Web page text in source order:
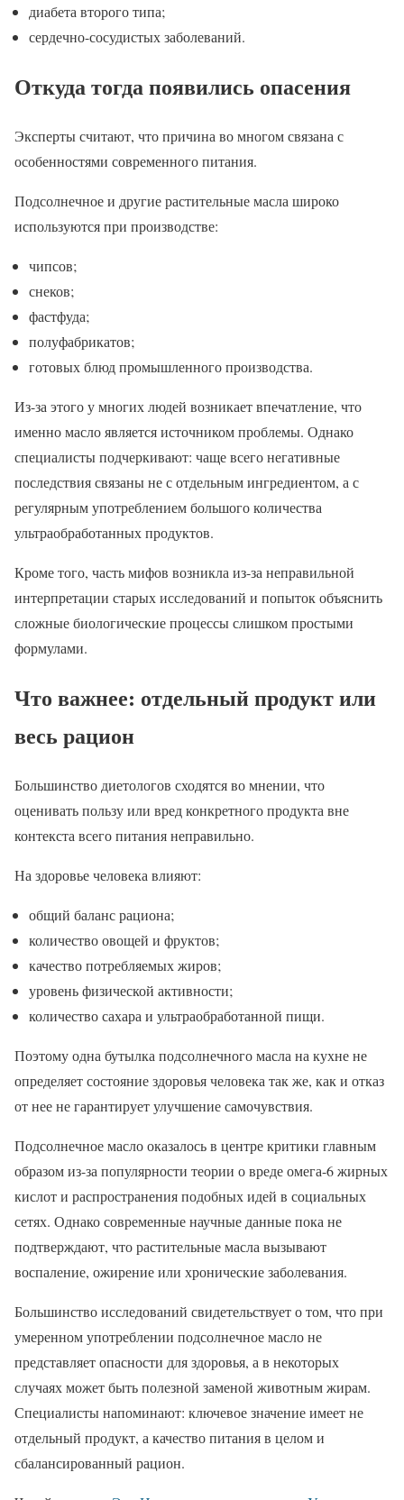
диабета второго типа;
сердечно-сосудистых заболеваний.
Откуда тогда появились опасения
Эксперты считают, что причина во многом связана с
особенностями современного питания.
Подсолнечное и другие растительные масла широко
используются при производстве:
чипсов;
снеков;
фастфуда;
полуфабрикатов;
готовых блюд промышленного производства.
Из-за этого у многих людей возникает впечатление, что
именно масло является источником проблемы. Однако
специалисты подчеркивают: чаще всего негативные
последствия связаны не с отдельным ингредиентом, а с
регулярным употреблением большого количества
ультраобработанных продуктов.
Кроме того, часть мифов возникла из-за неправильной
интерпретации старых исследований и попыток объяснить
сложные биологические процессы слишком простыми
формулами.
Что важнее: отдельный продукт или
весь рацион
Большинство диетологов сходятся во мнении, что
оценивать пользу или вред конкретного продукта вне
контекста всего питания неправильно.
На здоровье человека влияют:
общий баланс рациона;
количество овощей и фруктов;
качество потребляемых жиров;
уровень физической активности;
количество сахара и ультраобработанной пищи.
Поэтому одна бутылка подсолнечного масла на кухне не
определяет состояние здоровья человека так же, как и отказ
от нее не гарантирует улучшение самочувствия.
Подсолнечное масло оказалось в центре критики главным
образом из-за популярности теории о вреде омега-6 жирных
кислот и распространения подобных идей в социальных
сетях. Однако современные научные данные пока не
подтверждают, что растительные масла вызывают
воспаление, ожирение или хронические заболевания.
Большинство исследований свидетельствует о том, что при
умеренном употреблении подсолнечное масло не
представляет опасности для здоровья, а в некоторых
случаях может быть полезной заменой животным жирам.
Специалисты напоминают: ключевое значение имеет не
отдельный продукт, а качество питания в целом и
сбалансированный рацион.